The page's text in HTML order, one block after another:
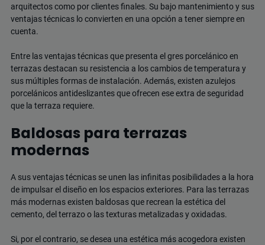
arquitectos como por clientes finales. Su bajo mantenimiento y sus
ventajas técnicas lo convierten en una opción a tener siempre en
cuenta.
Entre las ventajas técnicas que presenta el gres porcelánico en
terrazas destacan su resistencia a los cambios de temperatura y
sus múltiples formas de instalación. Además, existen azulejos
porcelánicos antideslizantes que ofrecen ese extra de seguridad
que la terraza requiere.
Baldosas para terrazas
modernas
A sus ventajas técnicas se unen las infinitas posibilidades a la hora
de impulsar el diseño en los espacios exteriores. Para las terrazas
más modernas existen baldosas que recrean la estética del
cemento, del terrazo o las texturas metalizadas y oxidadas.
Si, por el contrario, se desea una estética más acogedora existen